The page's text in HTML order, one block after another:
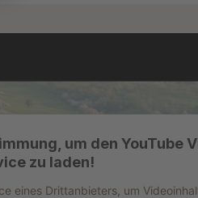
um den YouTube
zu laden!
eines Drittanbieters, um